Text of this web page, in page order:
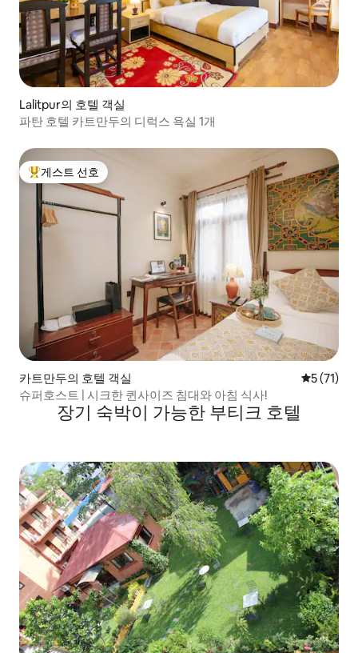
Lalitpur의 호텔 객실
파탄 호텔 카트만두의 디럭스 욕실 1개
상위 게스트 선호
게스트 선호
카트만두의 호텔 객실 평점 5점
5 (71)
슈퍼호스트 | 시크한 퀸사이즈 침대와 아침 식사!
장기 숙박이 가능한 부티크 호텔